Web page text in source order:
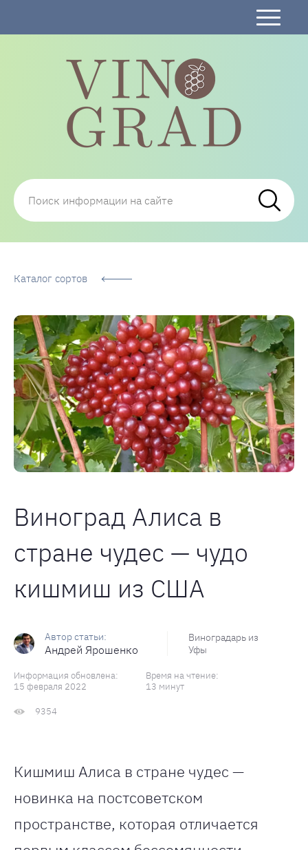
Сорта Винограда: описание, фото, отзывы,
технологии посадки и ухода
Каталог сортов
Виноград Алиса в
стране чудес — чудо
кишмиш из США
Андрей Ярошенко
Виноградарь из
Уфы
Информация обновлена:
15 февраля 2022
Время на чтение:
13 минут
9354
Кишмиш Алиса в стране чудес —
новинка на постсоветском
пространстве, которая отличается